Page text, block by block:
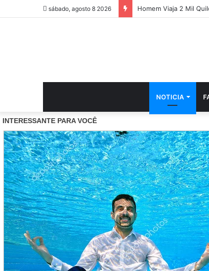
sábado, agosto 8 2026 Homem Viaja 2 Mil
NOTICIA